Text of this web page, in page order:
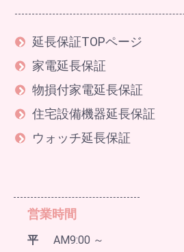
延長保証TOPページ
家電延長保証
物損付家電延長保証
住宅設備機器延長保証
ウォッチ延長保証
営業時間
平
AM9:00 ～